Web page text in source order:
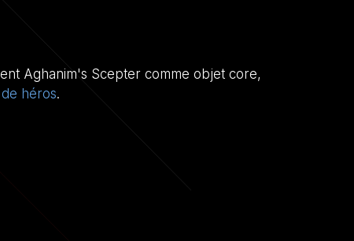
Aghanim's Scepter comme objet core,
héros.